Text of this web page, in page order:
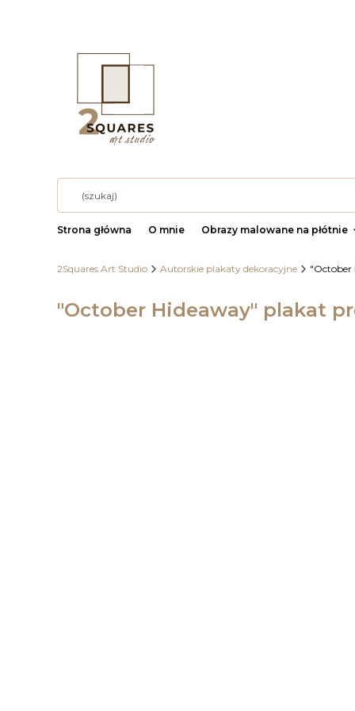
Strona główna O mnie Obrazy malowane na płótnie
2Squares Art Studio Autorskie plakaty dekoracyjne
"October Hideaway" plakat